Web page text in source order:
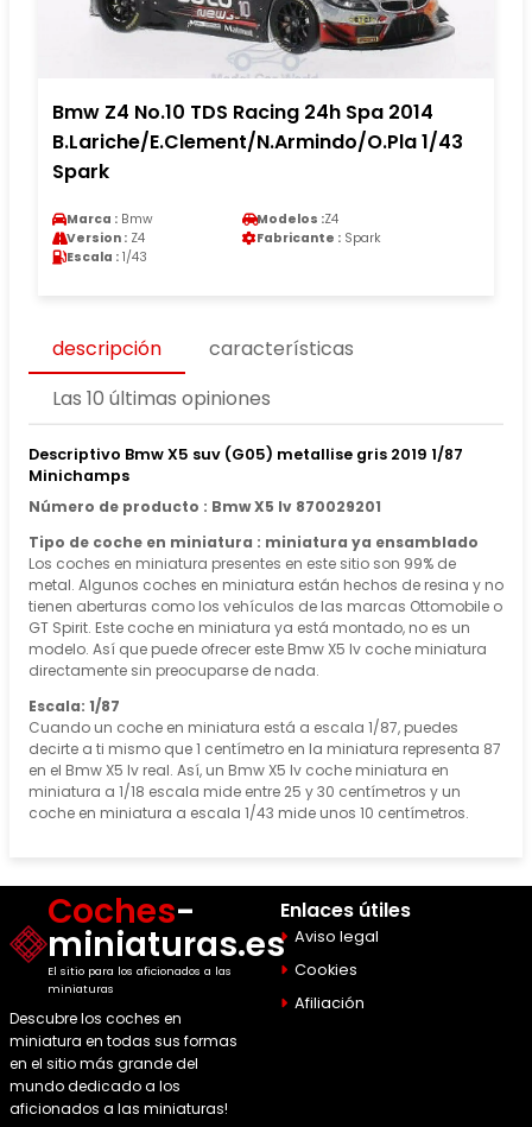
Bmw Z4 No.10 TDS Racing 24h Spa 2014
B.Lariche/E.Clement/N.Armindo/O.Pla 1/43
Spark
Marca : Bmw Modelos :Z4
Version : Z4 Fabricante : Spark
Escala : 1/43
descripción
características
Las 10 últimas opiniones
Descriptivo Bmw X5 suv (G05) metallise gris 2019 1/87
Minichamps
Número de producto : Bmw X5 Iv 870029201
Tipo de coche en miniatura : miniatura ya ensamblado
Los coches en miniatura presentes en este sitio son 99% de
metal. Algunos coches en miniatura están hechos de resina y no
tienen aberturas como los vehículos de las marcas Ottomobile o
GT Spirit. Este coche en miniatura ya está montado, no es un
modelo. Así que puede ofrecer este Bmw X5 Iv coche miniatura
directamente sin preocuparse de nada.
Escala: 1/87
Cuando un coche en miniatura está a escala 1/87, puedes
decirte a ti mismo que 1 centímetro en la miniatura representa 87
en el Bmw X5 Iv real. Así, un Bmw X5 Iv coche miniatura en
miniatura a 1/18 escala mide entre 25 y 30 centímetros y un
coche en miniatura a escala 1/43 mide unos 10 centímetros.
Coches-
miniaturas.es
El sitio para los aficionados a las
miniaturas
Descubre los coches en
miniatura en todas sus formas
en el sitio más grande del
mundo dedicado a los
aficionados a las miniaturas!
Enlaces útiles
Aviso legal
Cookies
Afiliación